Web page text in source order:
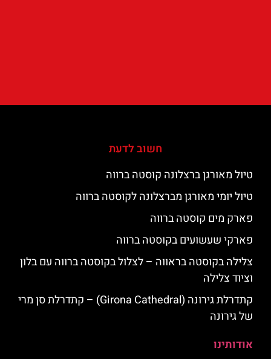
חשוב לדעת
טיול מאורגן ברצלונה קוסטה ברווה
טיול יומי מאורגן מברצלונה לקוסטה ברווה
פארק מים קוסטה ברווה
פארקי שעשועים בקוסטה ברווה
צלילה בקוסטה בראווה – לצלול בקוסטה ברווה עם בלון
וציוד צלילה
קתדרלת גירונה (Girona Cathedral) – קתדרלת סן מרי
של גירונה
אודותינו